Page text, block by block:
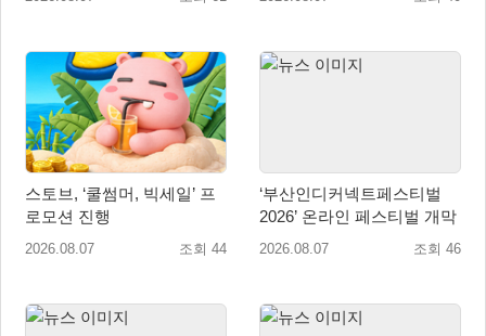
스토브, ‘쿨썸머, 빅세일’ 프
로모션 진행
2026.08.07 조회 44
‘부산인디커넥트페스티벌
2026’ 온라인 페스티벌 개막
2026.08.07 조회 46